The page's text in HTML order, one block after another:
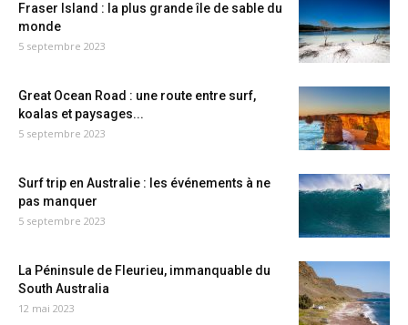
Fraser Island : la plus grande île de sable du
monde
5 septembre 2023
Great Ocean Road : une route entre surf,
koalas et paysages...
5 septembre 2023
Surf trip en Australie : les événements à ne
pas manquer
5 septembre 2023
La Péninsule de Fleurieu, immanquable du
South Australia
12 mai 2023